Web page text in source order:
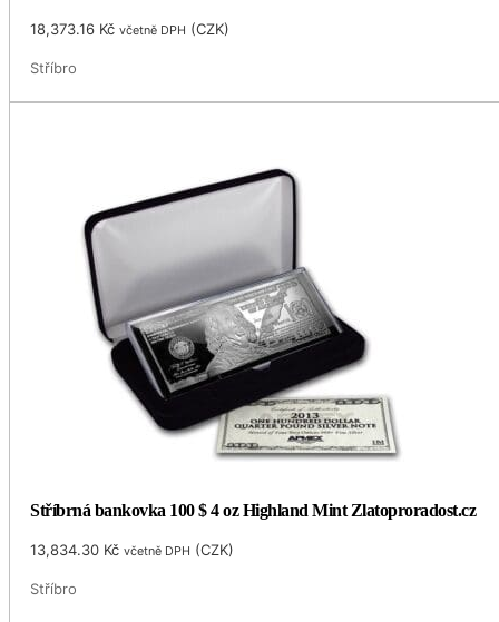
18,373.16 Kč včetně DPH (CZK)
Stříbro
Stříbrná bankovka 100 $ 4 oz Highland Mint Zlatoproradost.cz
13,834.30 Kč včetně DPH (CZK)
Stříbro